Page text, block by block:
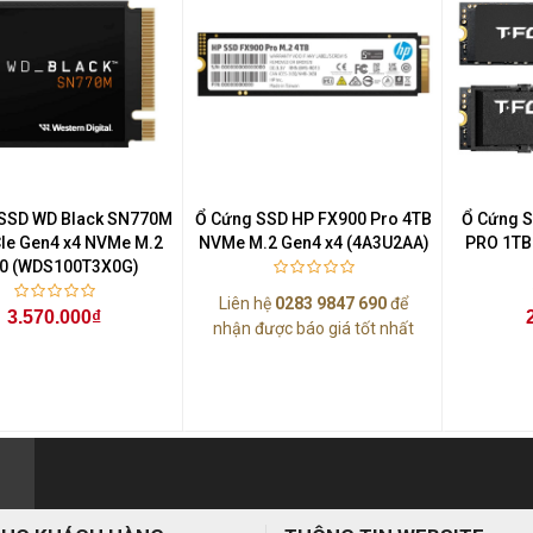
WD Black SN770M
Gen4 x4 NVMe M.2
(WDS100T3X0G)
3.570.000₫
Ổ Cứng SSD HP FX900 Pro 4TB
NVMe M.2 Gen4 x4 (4A3U2AA)
Liên hệ 0283 9847 690để
nhận được báo giá tốt nhất
Ổ Cứng
PRO